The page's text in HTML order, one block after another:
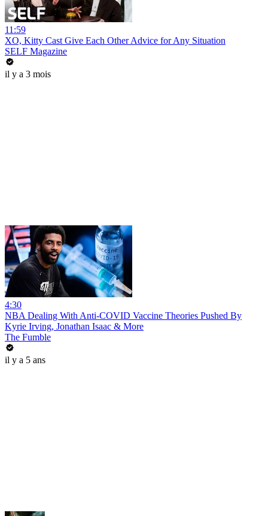
11:59
XO, Kitty Cast Give Each Other Advice for Any Situation
SELF Magazine
il y a 3 mois
4:30
NBA Dealing With Anti-COVID Vaccine Theories Pushed By
Kyrie Irving, Jonathan Isaac & More
The Fumble
il y a 5 ans